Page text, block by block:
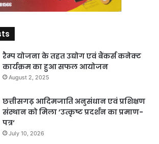
रैम्प योजना के तहत उद्योग एवं बैंकर्स कनेक्ट
कार्यक्रम का हुआ सफल आयोजन
August 2, 2025
छत्तीसगढ़ आदिमजाति अनुसंधान एवं प्रशिक्षण
संस्थान को मिला ‘उत्कृष्ट प्रदर्शन का प्रमाण-
पत्र‘
July 10, 2026